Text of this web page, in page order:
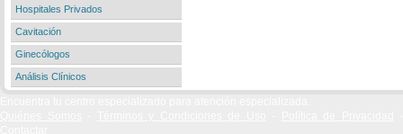
Hospitales Privados
Cavitación
Ginecólogos
Análisis Clínicos